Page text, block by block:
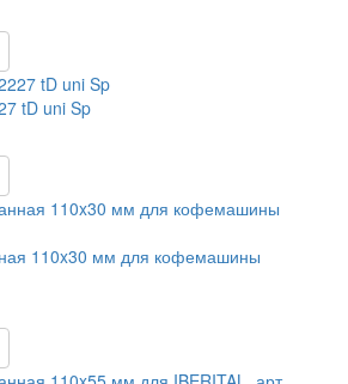
tD uni Sp
110x30 мм для кофемашины